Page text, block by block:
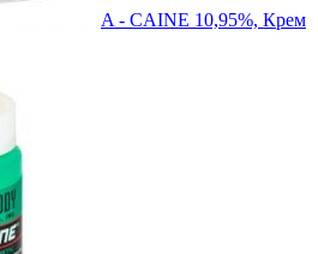
A - CAINE 10,95%, Крем